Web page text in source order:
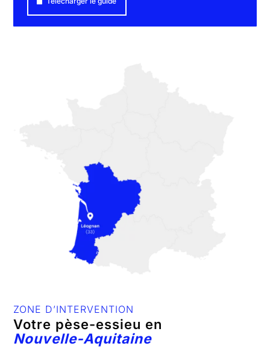
ZONE D’INTERVENTION
Votre pèse-essieu en
Nouvelle-Aquitaine